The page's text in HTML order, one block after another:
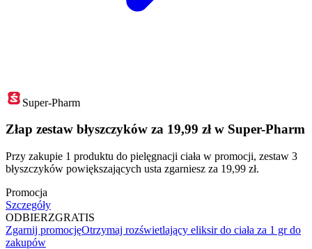
Super-Pharm
Złap zestaw błyszczyków za 19,99 zł w Super-Pharm
Przy zakupie 1 produktu do pielęgnacji ciała w promocji, zestaw 3
błyszczyków powiększających usta zgarniesz za 19,99 zł.
Promocja
Szczegóły
ODBIERZGRATIS
Zgarnij promocjęOtrzymaj rozświetlający eliksir do ciała za 1 gr do
zakupów